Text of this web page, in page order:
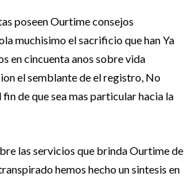
poseen Ourtime consejos
muchisimo el sacrificio que han Ya
en cincuenta anos sobre vida
el semblante de el registro, No
de que sea mas particular hacia la
las servicios que brinda Ourtime de
hemos hecho un sintesis en